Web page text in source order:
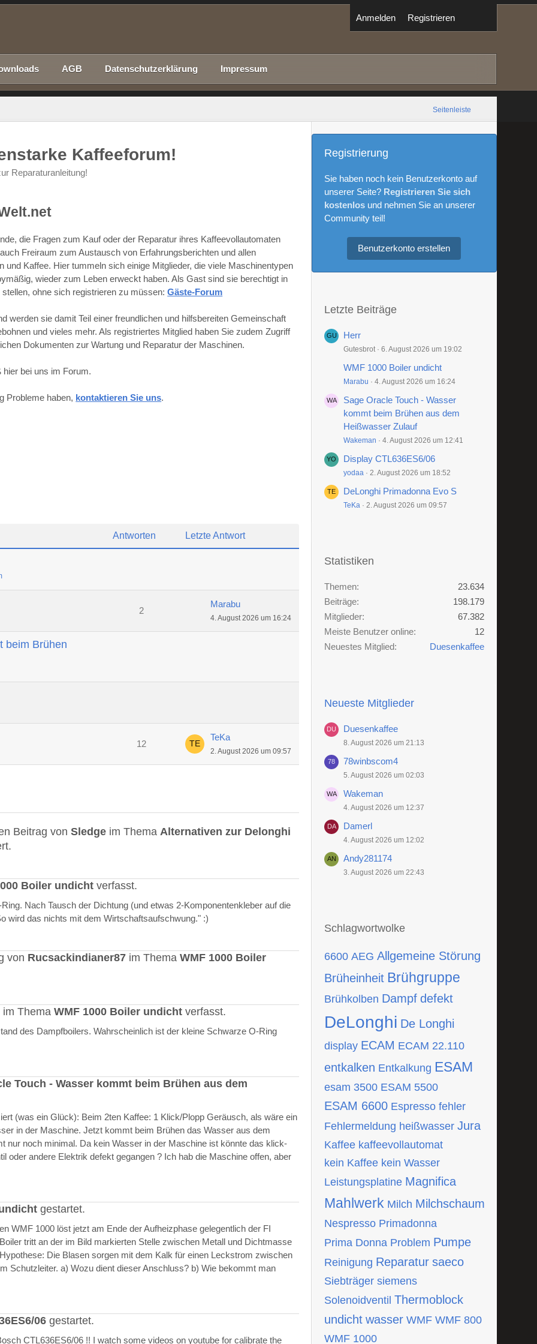
Anmelden Registrieren
AGB Datenschutzerklärung Impressum
Seitenleiste
Kaffeeforum!
Reparaturanleitung!
die Fragen zum Kauf oder der Reparatur ihres Kaffeevollautomaten
Freiraum zum Austausch von Erfahrungsberichten und allen
Kaffee. Hier tummeln sich einige Mitglieder, die viele Maschinentypen
wieder zum Leben erweckt haben. Als Gast sind sie berechtigt in
ohne sich registrieren zu müssen:Gäste-Forum
werden sie damit Teil einer freundlichen und hilfsbereiten Gemeinschaft
und vieles mehr. Als registriertes Mitglied haben Sie zudem Zugriff
Dokumenten zur Wartung und Reparatur der Maschinen.
bei uns im Forum.
Probleme haben, kontaktieren Sie uns.
Antworten Letzte Antwort
2
Marabu
4. August 2026 um 16:24
beim Brühen
12
TeKa
2. August 2026 um 09:57
Beitrag vonSledge im ThemaAlternativen zur Delonghi
Boiler undicht verfasst.
Nach Tausch der Dichtung (und etwas 2-Komponentenkleber auf die
wird das nichts mit dem Wirtschaftsaufschwung." :)
von Rucsackindianer87 im ThemaWMF 1000 Boiler
im ThemaWMF 1000 Boiler undicht verfasst.
des Dampfboilers. Wahrscheinlich ist der kleine Schwarze O-Ring
Touch - Wasser kommt beim Brühen aus dem
(was ein Glück): Beim 2ten Kaffee: 1 Klick/Plopp Geräusch, als wäre ein
in der Maschine. Jetzt kommt beim Brühen das Wasser aus dem
nur noch minimal. Da kein Wasser in der Maschine ist könnte das klick-
oder andere Elektrik defekt gegangen ? Ich hab die Maschine offen, aber
gestartet.
WMF 1000 löst jetzt am Ende der Aufheizphase gelegentlich der FI
tritt an der im Bild markierten Stelle zwischen Metall und Dichtmasse
Die Blasen sorgen mit dem Kalk für einen Leckstrom zwischen
Schutzleiter. a) Wozu dient dieser Anschluss? b) Wie bekommt man
06 gestartet.
CTL636ES6/06 !! I watch some videos on youtube for calibrate the
Registrierung
Sie haben noch kein Benutzerkonto auf
unserer Seite? Registrieren Sie sich
kostenlosund nehmen Sie an unserer
Community teil!
Benutzerkonto erstellen
Letzte Beiträge
Herr
Gutesbrot 6. August 2026 um 19:02
WMF 1000 Boiler undicht
Marabu 4. August 2026 um 16:24
Sage Oracle Touch - Wasser
kommt beim Brühen aus dem
Heißwasser Zulauf
Wakeman 4. August 2026 um 12:41
Display CTL636ES6/06
yodaa 2. August 2026 um 18:52
DeLonghi Primadonna Evo S
TeKa 2. August 2026 um 09:57
Statistiken
Themen
23.634
Beiträge
198.179
Mitglieder
67.382
Meiste Benutzer online
12
Neuestes Mitglied
Duesenkaffee
Neueste Mitglieder
Duesenkaffee
8. August 2026 um 21:13
78winbscom4
5. August 2026 um 02:03
Wakeman
4. August 2026 um 12:37
Damerl
4. August 2026 um 12:02
Andy281174
3. August 2026 um 22:43
Schlagwortwolke
6600 AEG Allgemeine Störung
Brüheinheit Brühgruppe
Brühkolben Dampf defekt
DeLonghi De Longhi
display ECAM ECAM 22.110
entkalken Entkalkung ESAM
esam 3500 ESAM 5500
ESAM 6600 Espresso fehler
Fehlermeldung heißwasser Jura
Kaffee kaffeevollautomat
kein Kaffee kein Wasser
Leistungsplatine Magnifica
Mahlwerk Milch Milchschaum
Nespresso Primadonna
Prima Donna Problem Pumpe
Reinigung Reparatur saeco
Siebträger siemens
Solenoidventil Thermoblock
undicht wasser WMF WMF 800
WMF 1000